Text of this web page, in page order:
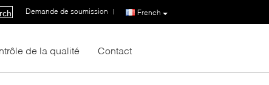
French
Demande de soumission |
de la qualité Contact